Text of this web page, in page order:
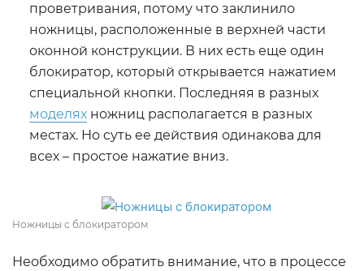
проветривания, потому что заклинило
ножницы, расположенные в верхней части
оконной конструкции. В них есть еще один
блокиратор, который открывается нажатием
специальной кнопки. Последняя в разных
моделях ножниц располагается в разных
местах. Но суть ее действия одинакова для
всех – простое нажатие вниз.
Ножницы с блокиратором
Необходимо обратить внимание, что в процессе